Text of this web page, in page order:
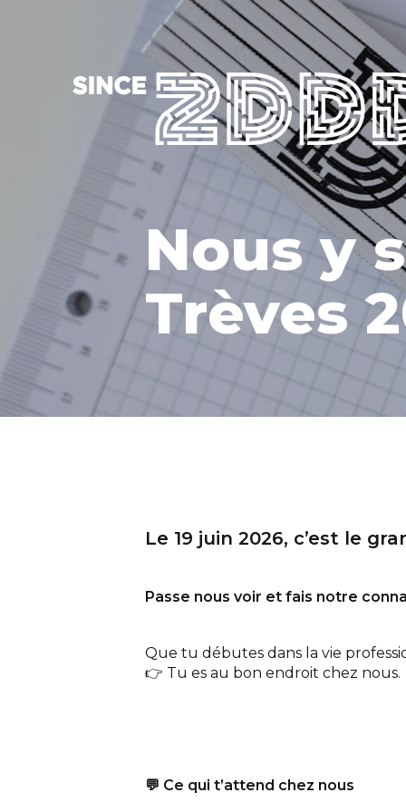
Nous y
Trèves
Le 19 juin 2026, c’est le
Passe nous voir et fais notre
Que tu débutes dans la vie
👉 Tu es au bon endroit chez nous.
💬 Ce qui t’attend chez nous